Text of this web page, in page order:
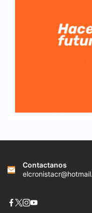
Contactanos